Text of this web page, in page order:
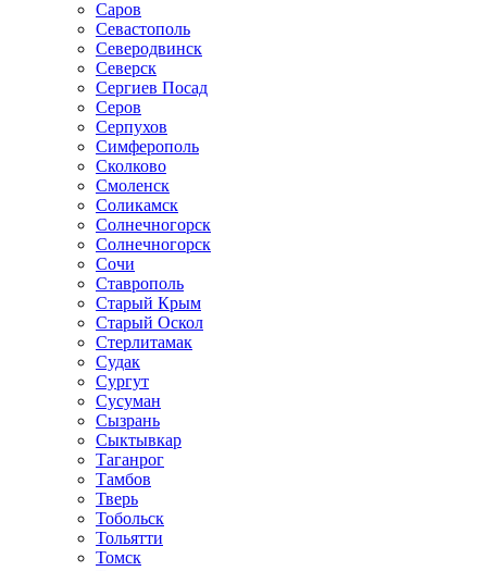
Саров
Севастополь
Северодвинск
Северск
Сергиев Посад
Серов
Серпухов
Симферополь
Сколково
Смоленск
Соликамск
Солнечногорск
Солнечногорск
Сочи
Ставрополь
Старый Крым
Старый Оскол
Стерлитамак
Судак
Сургут
Сусуман
Сызрань
Сыктывкар
Таганрог
Тамбов
Тверь
Тобольск
Тольятти
Томск